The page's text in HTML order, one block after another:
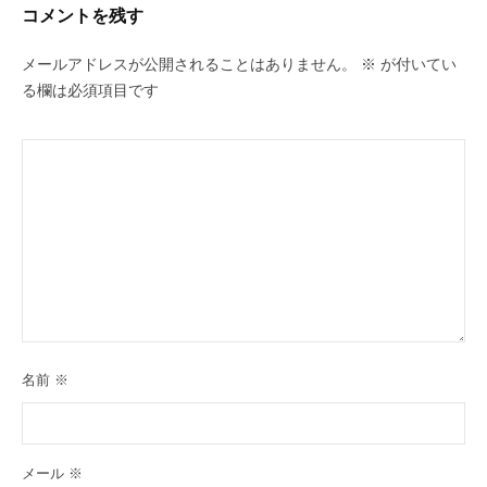
コメントを残す
メールアドレスが公開されることはありません。 ※ が付いてい
る欄は必須項目です
名前 ※
メール ※